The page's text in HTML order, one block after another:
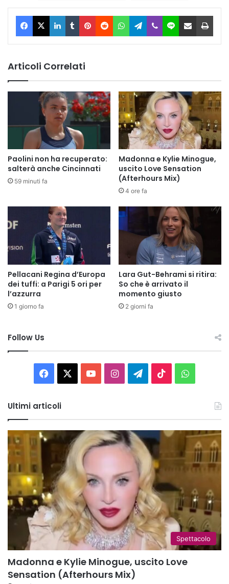
Facebook
X LinkedIn
TumblrPinterest
RedditWhatsAppTelegram
ViberLine Condividi via Email
Articoli Correlati
Paolini non ha recuperato:
salterà anche Cincinnati
59 minuti fa
Madonna e Kylie Minogue,
uscito Love Sensation
(Afterhours Mix)
4 ore fa
Pellacani Regina d’Europa
dei tuffi: a Parigi 5 ori per
l’azzurra
1 giorno fa
Lara Gut-Behrami si ritira:
So che è arrivato il
momento giusto
2 giorni fa
Follow Us
Facebook You InstagramTelegram
TikTok
Ultimi articoli
Spettacolo
Madonna e Kylie Minogue, uscito Love
Sensation (Afterhours Mix)